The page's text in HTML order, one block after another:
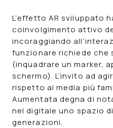
L’effetto AR sviluppato
coinvolgimento attivo
incoraggiando
funzionare richiede che
(inquadrare un marker,
schermo). L’invito ad
rispetto ai media più
Aumentata degna di
nel digitale uno spazio
generazioni.